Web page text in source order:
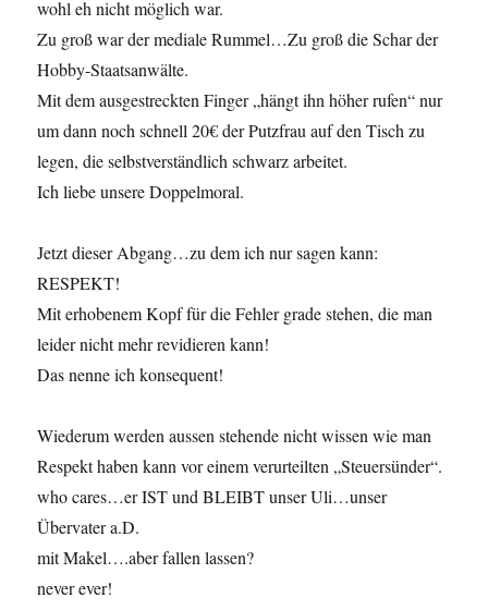
wohl eh nicht möglich war.
Zu groß war der mediale Rummel…Zu groß die Schar der
Hobby-Staatsanwälte.
Mit dem ausgestreckten Finger „hängt ihn höher rufen“ nur
um dann noch schnell 20€ der Putzfrau auf den Tisch zu
legen, die selbstverständlich schwarz arbeitet.
Ich liebe unsere Doppelmoral.
Jetzt dieser Abgang…zu dem ich nur sagen kann:
RESPEKT!
Mit erhobenem Kopf für die Fehler grade stehen, die man
leider nicht mehr revidieren kann!
Das nenne ich konsequent!
Wiederum werden aussen stehende nicht wissen wie man
Respekt haben kann vor einem verurteilten „Steuersünder“.
who cares…er IST und BLEIBT unser Uli…unser
Übervater a.D.
mit Makel….aber fallen lassen?
never ever!